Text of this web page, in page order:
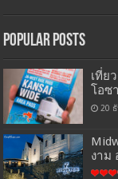
Popular Posts
เที่ย
โอซ
20
งาม